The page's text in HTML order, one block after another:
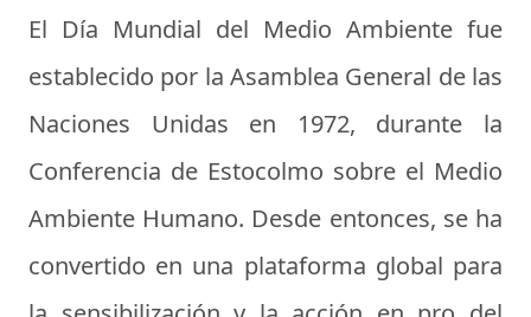
El Día Mundial del Medio Ambiente fue
establecido por la Asamblea General de las
Naciones Unidas en 1972, durante la
Conferencia de Estocolmo sobre el Medio
Ambiente Humano. Desde entonces, se ha
convertido en una plataforma global para